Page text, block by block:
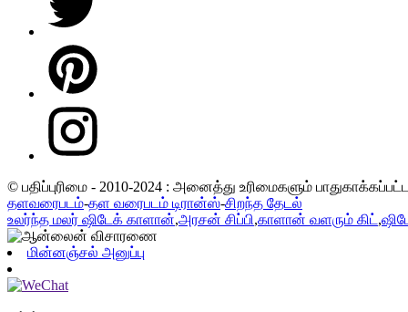
© பதிப்புரிமை - 2010-2024 : அனைத்து உரிமைகளும்
தளவரைபடம்-தள வரைபடம் டிரான்ஸ்-சிறந்த தேடல்
உலர்ந்த மலர் ஷிடேக் காளான்,அரசன் சிப்பி,காளான் வளரும் கிட் ,
மின்னஞ்சல் அனுப்பு